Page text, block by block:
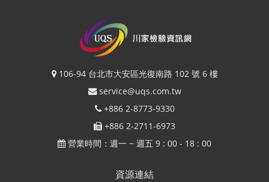
106-94 台北市大安區光復南路 102 號 6 樓
service@uqs.com.tw
+886 2-8773-9330
+886 2-2711-6973
營業時間：週一 ~ 週五 9 : 00 - 18 : 00
資源連結